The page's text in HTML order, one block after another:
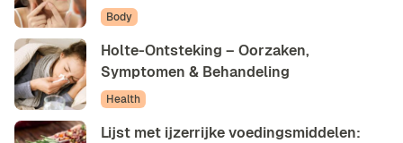
Body
Holte-Ontsteking – Oorzaken,
Symptomen & Behandeling
Health
Lijst met ijzerrijke voedingsmiddelen: